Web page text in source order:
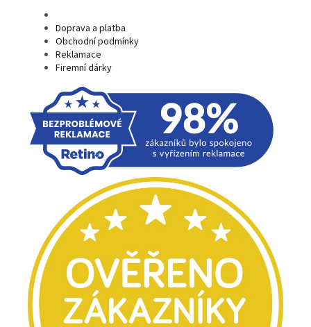
Doprava a platba
Obchodní podmínky
Reklamace
Firemní dárky